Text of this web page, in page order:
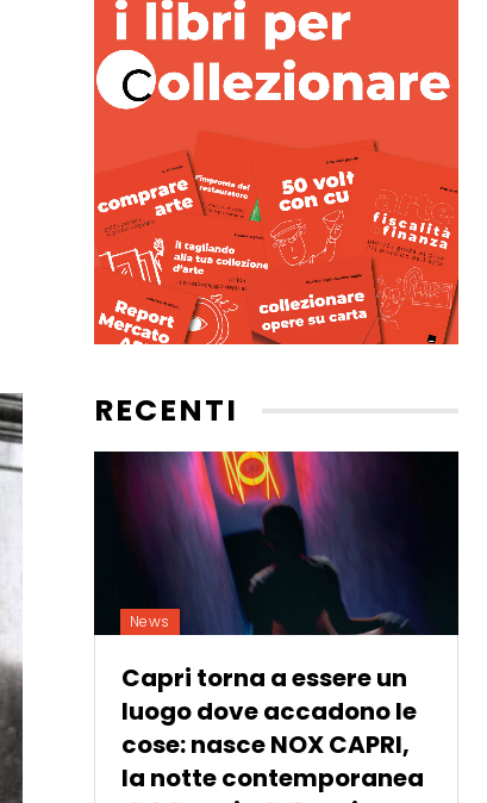
RECENTI
News
Capri torna a essere un
luogo dove accadono le
cose: nasce NOX CAPRI,
la notte contemporanea